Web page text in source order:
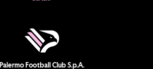
Palermo Football Club S.p.A.